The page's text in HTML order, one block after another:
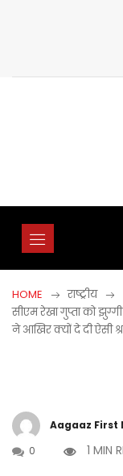
HOME
राष्ट्रीय
सीएम रेखा गुप्ता को
ने आखिर क्यों दे दी ऐसी
Aagaaz First
0
1 MIN